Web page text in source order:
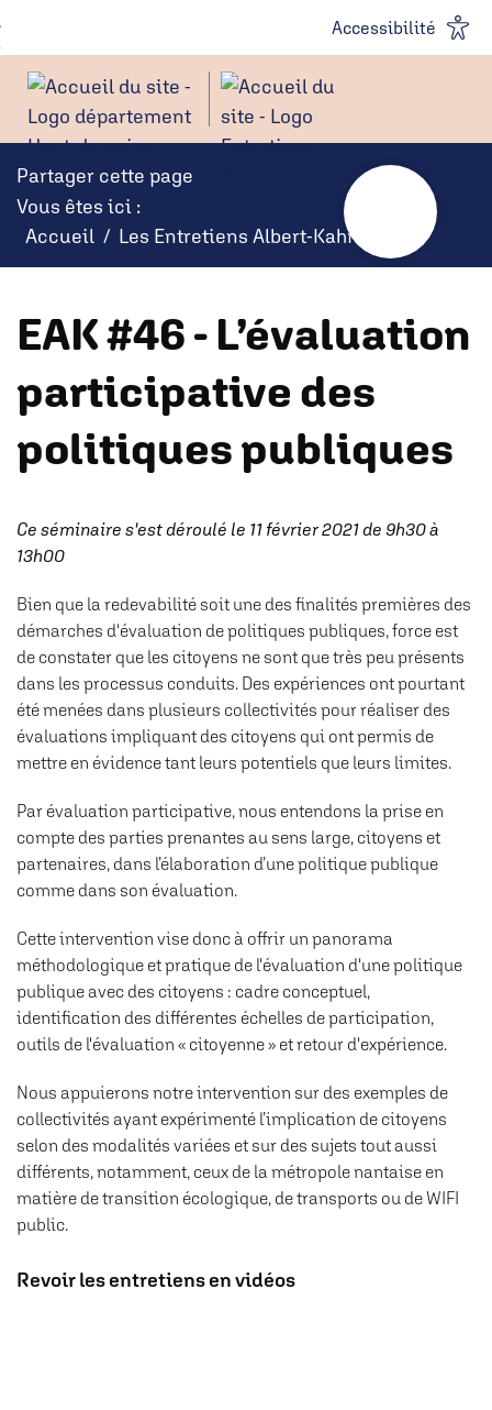
Aller au
contenu
Aller à la
recherche
Accessibilité
Vous êtes ici :
Accueil
Les Entretiens Albert-Kahn
Partager cette page
EAK #46 - L’évaluation
participative des
politiques publiques
Ce séminaire s'est déroulé le 11 février 2021 de 9h30 à
13h00
Bien que la redevabilité soit une des finalités premières des
démarches d'évaluation de politiques publiques, force est
de constater que les citoyens ne sont que très peu présents
dans les processus conduits. Des expériences ont pourtant
été menées dans plusieurs collectivités pour réaliser des
évaluations impliquant des citoyens qui ont permis de
mettre en évidence tant leurs potentiels que leurs limites.
Par évaluation participative, nous entendons la prise en
compte des parties prenantes au sens large, citoyens et
partenaires, dans l’élaboration d’une politique publique
comme dans son évaluation.
Cette intervention vise donc à offrir un panorama
méthodologique et pratique de l'évaluation d'une politique
publique avec des citoyens : cadre conceptuel,
identification des différentes échelles de participation,
outils de l'évaluation « citoyenne » et retour d'expérience.
Nous appuierons notre intervention sur des exemples de
collectivités ayant expérimenté l’implication de citoyens
selon des modalités variées et sur des sujets tout aussi
différents, notamment, ceux de la métropole nantaise en
matière de transition écologique, de transports ou de WIFI
public.
Revoir les entretiens en vidéos